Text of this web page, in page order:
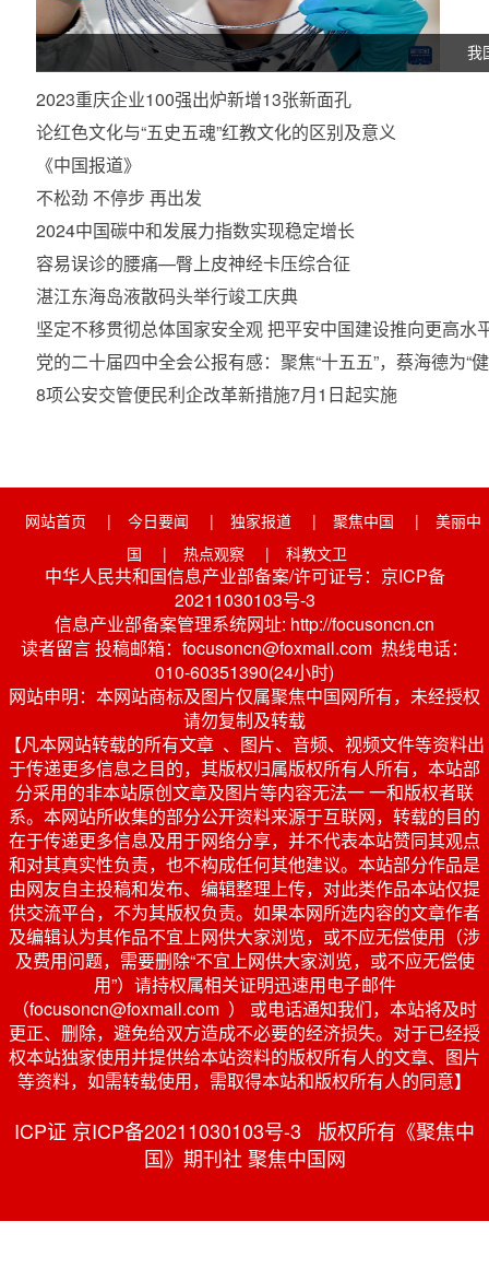
我
2023重庆企业100强出炉新增13张新面孔
论红色文化与“五史五魂”红教文化的区别及意义
《中国报道》
不松劲 不停步 再出发
2024中国碳中和发展力指数实现稳定增长
容易误诊的腰痛—臀上皮神经卡压综合征
湛江东海岛液散码头举行竣工庆典
坚定不移贯彻总体国家安全观 把平安中国建设推向更高水
党的二十届四中全会公报有感：聚焦“十五五”，蔡海德为“
8项公安交管便民利企改革新措施7月1日起实施
网站首页 | 今日要闻 | 独家报道 | 聚焦中国 |
美丽中
国
| 热点观察 | 科教文卫
中华人民共和国信息产业部备案/许可证号：京ICP备
20211030103号-3
信息产业部备案管理系统网址: http://focusoncn.cn
读者留言 投稿邮箱：focusoncn@foxmail.com 热线电话：
010-60351390(24小时)
网站申明：本网站商标及图片仅属聚焦中国网所有，未经授权
请勿复制及转载
【凡本网站转载的所有文章 、图片、音频、视频文件等资料出
于传递更多信息之目的，其版权归属版权所有人所有，本站部
分采用的非本站原创文章及图片等内容无法一 一和版权者联
系。本网站所收集的部分公开资料来源于互联网，转载的目的
在于传递更多信息及用于网络分享，并不代表本站赞同其观点
和对其真实性负责，也不构成任何其他建议。本站部分作品是
由网友自主投稿和发布、编辑整理上传，对此类作品本站仅提
供交流平台，不为其版权负责。如果本网所选内容的文章作者
及编辑认为其作品不宜上网供大家浏览，或不应无偿使用（涉
及费用问题，需要删除“不宜上网供大家浏览，或不应无偿使
用”）请持权属相关证明迅速用电子邮件
（focusoncn@foxmail.com ） 或电话通知我们，本站将及时
更正、删除，避免给双方造成不必要的经济损失。对于已经授
权本站独家使用并提供给本站资料的版权所有人的文章、图片
等资料，如需转载使用，需取得本站和版权所有人的同意】
ICP证 京ICP备20211030103号-3 版权所有《聚焦中
国》期刊社 聚焦中国网